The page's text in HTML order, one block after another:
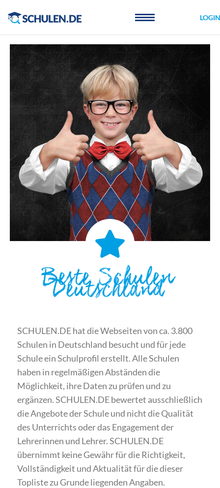
LOGIN
Beste Schulen
Deutschland
SCHULEN.DE hat die Webseiten von ca. 3.800
Schulen in Deutschland besucht und für jede
Schule ein Schulprofil erstellt. Alle Schulen
haben in regelmäßigen Abständen die
Möglichkeit, ihre Daten zu prüfen und zu
ergänzen. SCHULEN.DE bewertet ausschließlich
die Angebote der Schule und nicht die Qualität
des Unterrichts oder das Engagement der
Lehrerinnen und Lehrer. SCHULEN.DE
übernimmt keine Gewähr für die Richtigkeit,
Vollständigkeit und Aktualität für die dieser
Topliste zu Grunde liegenden Angaben.